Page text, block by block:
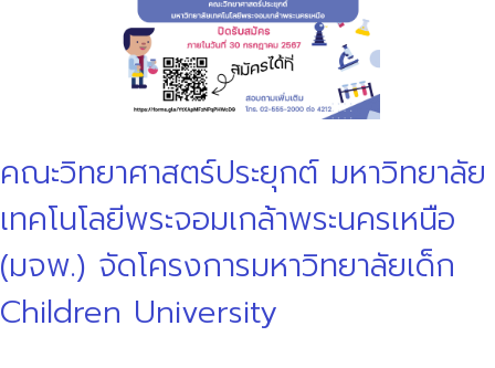
คณะวิทยาศาสตร์ประยุกต์ มหาวิทยาลัย
เทคโนโลยีพระจอมเกล้าพระนครเหนือ
(มจพ.) จัดโครงการมหาวิทยาลัยเด็ก
Children University